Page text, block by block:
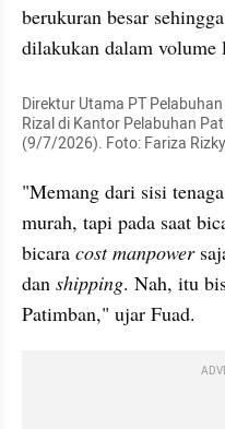
berukuran besar
dilakukan dalam volume
Direktur Utama PT
Rizal di Kantor Pelabuhan
(9/7/2026). Foto: Fariza
"Memang dari sisi
murah, tapi pada saat
bicara cost manpower
dan shipping. Nah, itu
Patimban," ujar Fuad.